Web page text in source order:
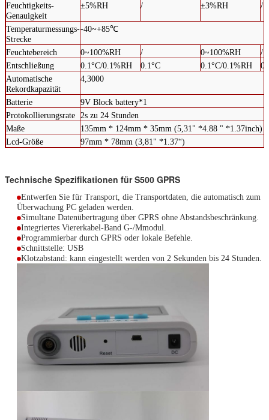
Feuchtigkeits-
Genauigkeit
±5%RH / ±3%RH /
Temperaturmessungs-
Strecke
-40~+85℃
Feuchtebereich 0~100%RH / 0~100%RH
/
Entschließung
0.1°C/0.1%RH 0.1°C 0.1°C/0.1%RH
Automatische
Rekordkapazität
4,3000
Batterie
9V Block battery*1
Protokollierungsrate
2s zu 24 Stunden
Maße
135mm * 124mm * 35mm (5,31" *4.88 " *1.37inch)
Lcd-Größe
97mm * 78mm (3,81" *1.37“)
Technische Spezifikationen für S500 GPRS
Entwerfen Sie für Transport, die Transportdaten, die automatisch zum
Überwachung PC geladen werden.
Simultane Datenübertragung über GPRS ohne Abstandsbeschränkung.
Integriertes Viererkabel-Band G-/Mmodul.
Programmierbar durch GPRS oder lokale Befehle.
Schnittstelle: USB
Klotzabstand: kann eingestellt werden von 2 Sekunden bis 24 Stunden.